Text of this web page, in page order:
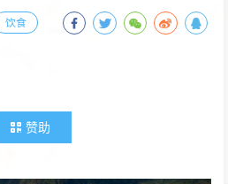
饮食
赞助